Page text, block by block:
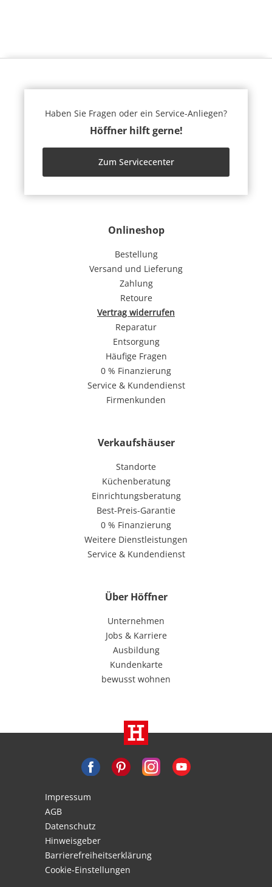
Onlineshop
Bestellung
Versand und Lieferung
Zahlung
Retoure
Vertrag widerrufen
Reparatur
Entsorgung
Häufige Fragen
0 % Finanzierung
Service & Kundendienst
Firmenkunden
Verkaufshäuser
Standorte
Küchenberatung
Einrichtungsberatung
Best-Preis-Garantie
0 % Finanzierung
Weitere Dienstleistungen
Service & Kundendienst
Über Höffner
Unternehmen
Jobs & Karriere
Ausbildung
Kundenkarte
bewusst wohnen
Haben Sie Fragen oder ein Service-Anliegen?
Höffner hilft gerne!
Zum Servicecenter
Impressum
AGB
Datenschutz
Hinweisgeber
Barrierefreiheitserklärung
Cookie-Einstellungen